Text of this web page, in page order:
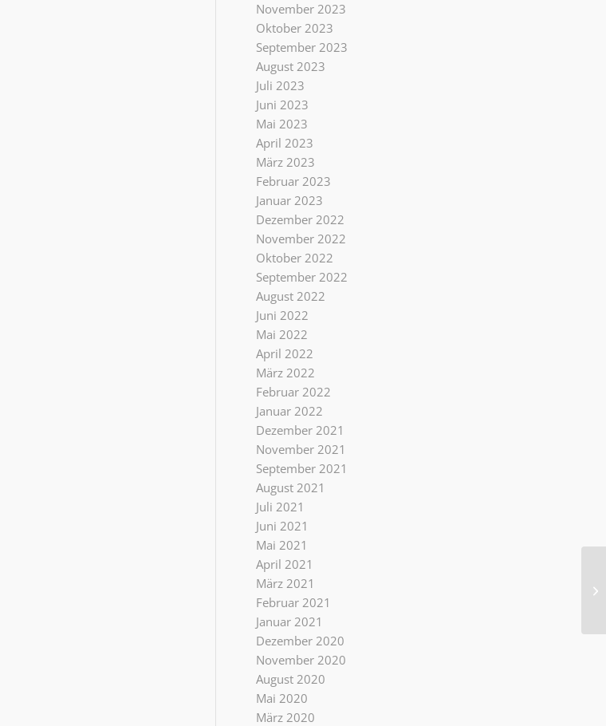
November 2023
Oktober 2023
September 2023
August 2023
Juli 2023
Juni 2023
Mai 2023
April 2023
März 2023
Februar 2023
Januar 2023
Dezember 2022
November 2022
Oktober 2022
September 2022
August 2022
Juni 2022
Mai 2022
April 2022
März 2022
Februar 2022
Januar 2022
Dezember 2021
November 2021
September 2021
August 2021
Juli 2021
Juni 2021
Mai 2021
April 2021
März 2021
Februar 2021
Januar 2021
Dezember 2020
November 2020
August 2020
Mai 2020
März 2020